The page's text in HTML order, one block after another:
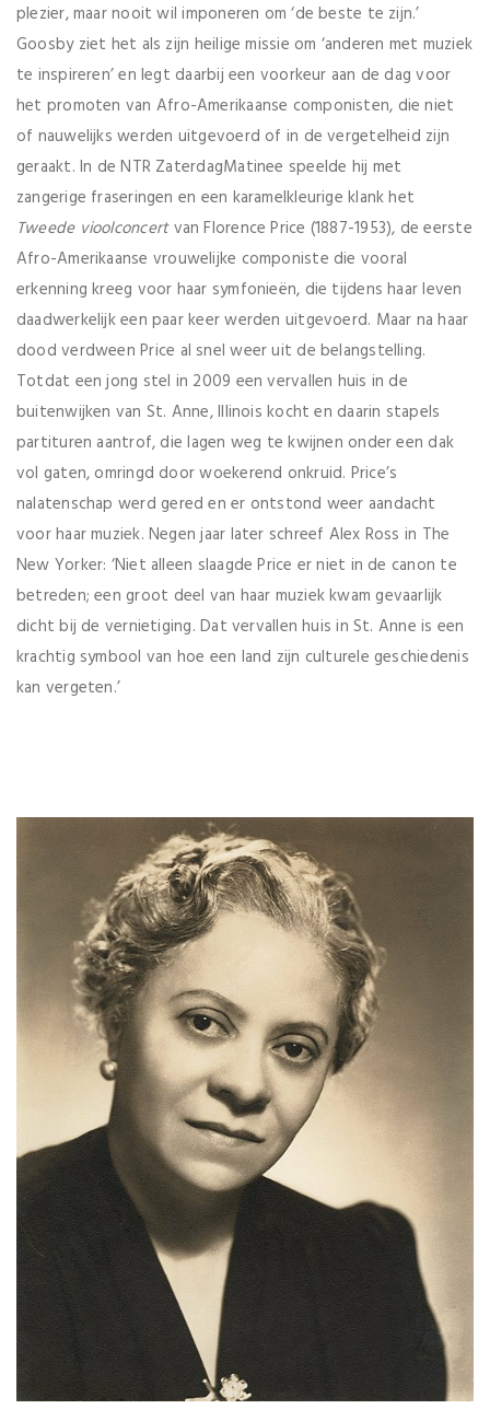
plezier, maar nooit wil imponeren om ‘de beste te zijn.’
Goosby ziet het als zijn heilige missie om ‘anderen met muziek
te inspireren’ en legt daarbij een voorkeur aan de dag voor
het promoten van Afro-Amerikaanse componisten, die niet
of nauwelijks werden uitgevoerd of in de vergetelheid zijn
geraakt. In de NTR ZaterdagMatinee speelde hij met
zangerige fraseringen en een karamelkleurige klank het
Tweede vioolconcertvan Florence Price (1887-1953), de eerste
Afro-Amerikaanse vrouwelijke componiste die vooral
erkenning kreeg voor haar symfonieën, die tijdens haar leven
daadwerkelijk een paar keer werden uitgevoerd. Maar na haar
dood verdween Price al snel weer uit de belangstelling.
Totdat een jong stel in 2009 een vervallen huis in de
buitenwijken van St. Anne, Illinois kocht en daarin stapels
partituren aantrof, die lagen weg te kwijnen onder een dak
vol gaten, omringd door woekerend onkruid. Price’s
nalatenschap werd gered en er ontstond weer aandacht
voor haar muziek. Negen jaar later schreef Alex Ross in The
New Yorker: ‘Niet alleen slaagde Price er niet in de canon te
betreden; een groot deel van haar muziek kwam gevaarlijk
dicht bij de vernietiging. Dat vervallen huis in St. Anne is een
krachtig symbool van hoe een land zijn culturele geschiedenis
kan vergeten.’